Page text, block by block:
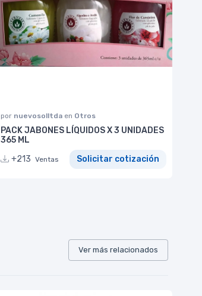
por nuevosolltda en Otros
PACK JABONES LÍQUIDOS X 3 UNIDADES
365 ML
+213 Ventas Solicitar cotización
Ver más relacionados